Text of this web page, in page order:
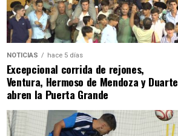
NOTICIAS hace 5 días
Excepcional corrida de rejones,
Ventura, Hermoso de Mendoza y Duarte
abren la Puerta Grande